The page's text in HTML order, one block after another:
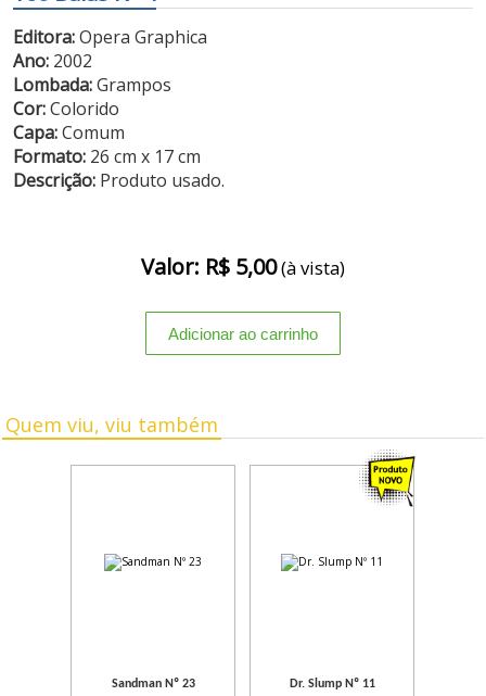
Editora:Opera Graphica
Ano: 2002
Lombada:Grampos
Cor:Colorido
Capa:Comum
Formato: 26 cm x 17 cm
Descrição: Produto usado.
Valor: R$ 5,00(à vista)
Quem viu, viu também
Sandman Nº 23 Dr. Slump Nº 11